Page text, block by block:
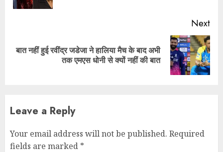
Next
Next
बात नहीं हुई रवींद्र जडेजा ने हालिया मैच के बाद अभी
तक एमएस धोनी से क्यों नहीं की बात
Leave a Reply
Your email address will not be published. Required
fields are marked *